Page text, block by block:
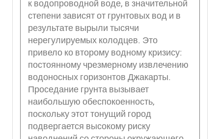
к водопроводной воде, в значительной
степени зависят от грунтовых вод и в
результате вырыли тысячи
нерегулируемых колодцев. Это
привело ко второму водному кризису:
постоянному чрезмерному извлечению
водоносных горизонтов Джакарты.
Проседание грунта вызывает
наибольшую обеспокоенность,
поскольку этот тонущий город
подвергается высокому риску